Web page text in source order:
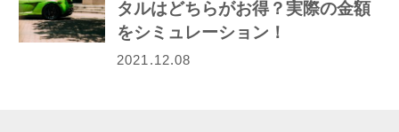
タルはどちらがお得？実際の金額
をシミュレーション！
2021.12.08